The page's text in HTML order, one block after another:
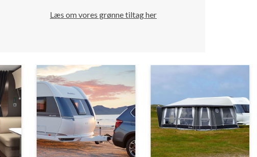
Læs om vores grønne tiltag her